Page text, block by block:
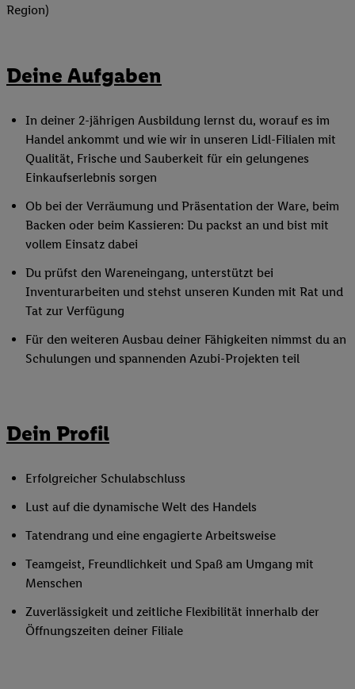
Region)
Deine Aufgaben
In deiner 2-jährigen Ausbildung lernst du, worauf es im
Handel ankommt und wie wir in unseren Lidl-Filialen mit
Qualität, Frische und Sauberkeit für ein gelungenes
Einkaufserlebnis sorgen
Ob bei der Verräumung und Präsentation der Ware, beim
Backen oder beim Kassieren: Du packst an und bist mit
vollem Einsatz dabei
Du prüfst den Wareneingang, unterstützt bei
Inventurarbeiten und stehst unseren Kunden mit Rat und
Tat zur Verfügung
Für den weiteren Ausbau deiner Fähigkeiten nimmst du an
Schulungen und spannenden Azubi-Projekten teil
Dein Profil
Erfolgreicher Schulabschluss
Lust auf die dynamische Welt des Handels
Tatendrang und eine engagierte Arbeitsweise
Teamgeist, Freundlichkeit und Spaß am Umgang mit
Menschen
Zuverlässigkeit und zeitliche Flexibilität innerhalb der
Öffnungszeiten deiner Filiale